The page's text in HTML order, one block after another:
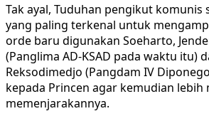
Tak ayal, Tuduhan pengikut komunis
yang paling terkenal untuk
orde baru digunakan Soeharto,
(Panglima AD-KSAD pada waktu itu)
Reksodimedjo (Pangdam IV
kepada Princen agar kemudian
memenjarakannya.